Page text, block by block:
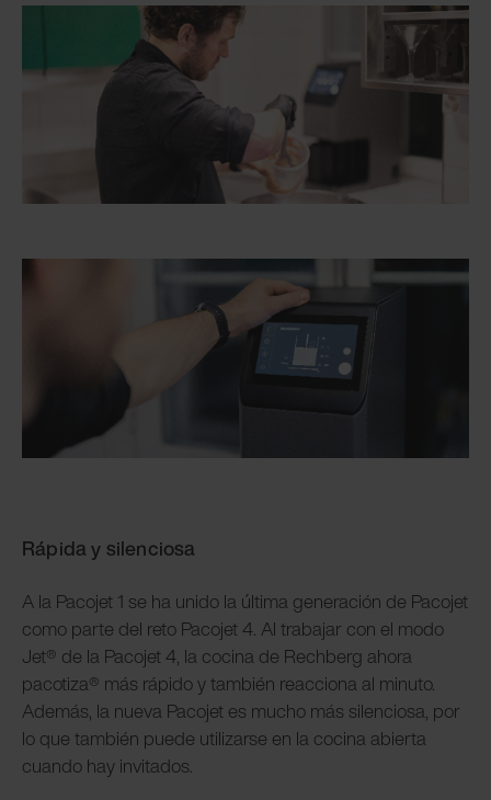
Rápida y silenciosa
A la Pacojet 1 se ha unido la última generación de Pacojet
como parte del reto Pacojet 4. Al trabajar con el modo
Jet® de la Pacojet 4, la cocina de Rechberg ahora
pacotiza® más rápido y también reacciona al minuto.
Además, la nueva Pacojet es mucho más silenciosa, por
lo que también puede utilizarse en la cocina abierta
cuando hay invitados.